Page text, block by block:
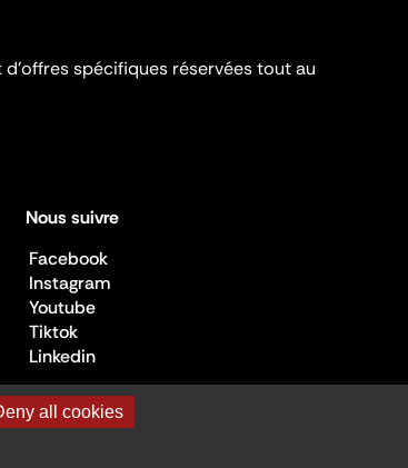
spécifiques réservées tout au
Nous suivre
Facebook
Instagram
Youtube
Tiktok
Linkedin
all cookies